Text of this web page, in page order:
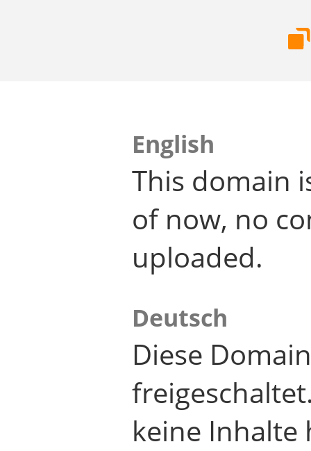
English
This domain
of now, no
uploaded.
Deutsch
Diese
keine Inhalte